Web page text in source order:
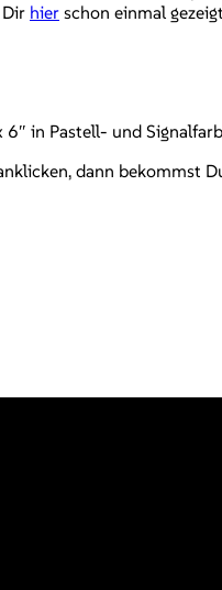
hier schon einmal
in Pastell- und
dann bekommst